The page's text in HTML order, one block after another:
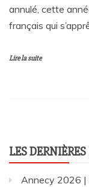
annulé, cette
français qui
Lire la suite
LES
Annecy 2026 |